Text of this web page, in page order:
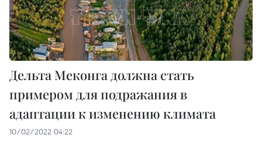
Дельта Меконга должна стать
примером для подражания в
адаптации к изменению климата
10/02/2022 04:22